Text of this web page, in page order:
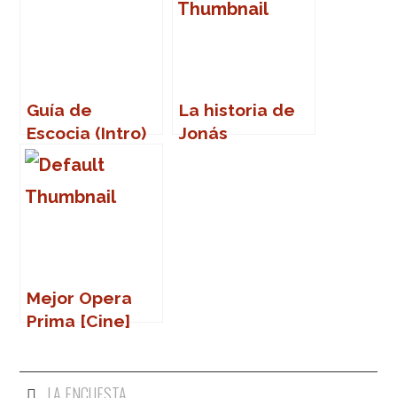
el asesinato
Guía de
Escocia (Intro)
La historia de
Jonás
Mejor Opera
Prima [Cine]